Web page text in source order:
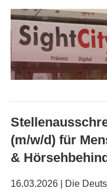
(m/w/d) für
&
16.03.2026 | Die